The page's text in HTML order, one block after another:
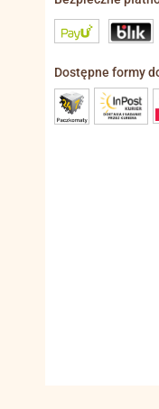
Dostępne formy